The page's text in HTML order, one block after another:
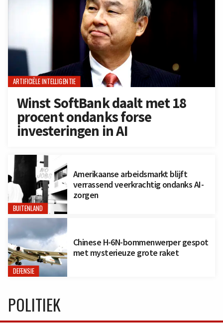
ARTIFICIËLE INTELLIGENTIE
Winst SoftBank daalt met 18
procent ondanks forse
investeringen in AI
BUITENLAND
Amerikaanse arbeidsmarkt blijft
verrassend veerkrachtig ondanks AI-
zorgen
DEFENSIE
Chinese H-6N-bommenwerper gespot
met mysterieuze grote raket
POLITIEK